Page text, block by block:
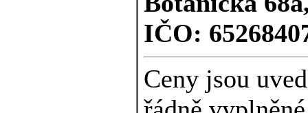
IČO:
Ceny jsou